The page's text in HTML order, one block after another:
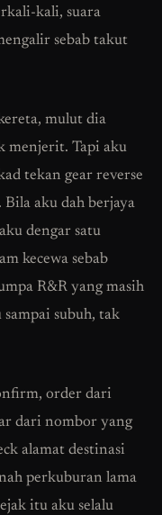
kali, suara
sebab takut
mulut dia
menjerit. Tapi aku
tekan gear reverse
Bila aku dah berjaya
dengar satu
kecewa sebab
R&R yang masih
subuh, tak
order dari
dari nombor yang
alamat destinasi
perkuburan lama
itu aku selalu